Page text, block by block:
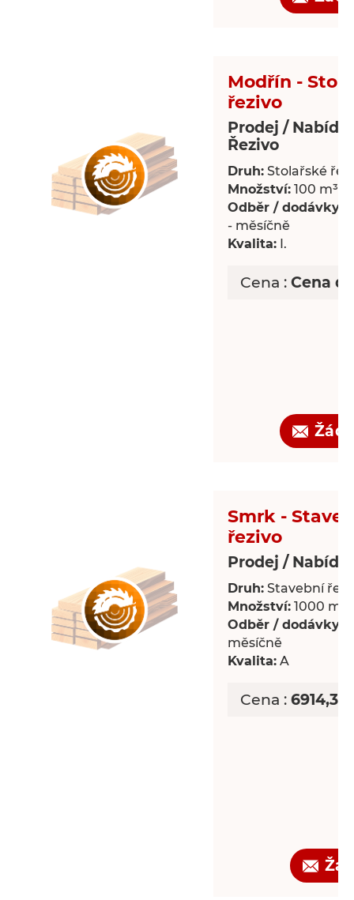
Modřín -
řezivo
Prodej /
Řezivo
Druh: Stolařské
Množství: 100 m³
Odběr / dodávky:
- měsíčně
Kvalita: I.
Cena : Cena
Smrk -
řezivo
Prodej /
Druh: Stavební
Množství: 1000 m³
Odběr / dodávky:
měsíčně
Kvalita: A
Cena : 6914,39